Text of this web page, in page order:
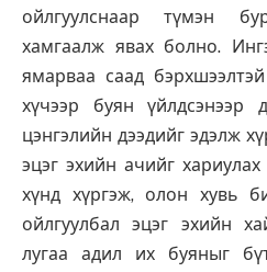
ойлгуулснаар түмэн
хамгаалж явах болно.
ямарваа саад
хүчээр буян үйлдсэнээр
цэнгэлийн дээдийг эдэлж
эцэг эхийн ачийг
хүнд хүргэж, олон хувь
ойлгуулбал эцэг эхийн
лугаа адил их буяныг